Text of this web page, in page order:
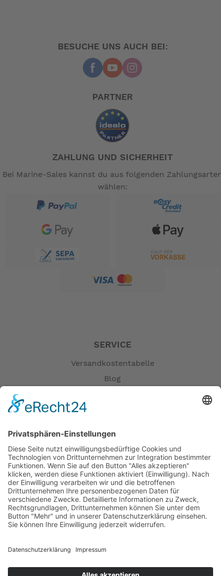
BESUCHE UNS AUCH BEI:
PARTNER
ZAHLUNG UND SICHERHEIT
Bei Marine-Sales kannst du aus folgenden
wählen:
SERVICE
Versandkostentabelle
Blog
Öffnungszeiten
Versandpartner
Verfügbarkeiten
Zahlung und Versand
Datenschutz
Fernabsatz
Widerrufsrecht bei Reparatur